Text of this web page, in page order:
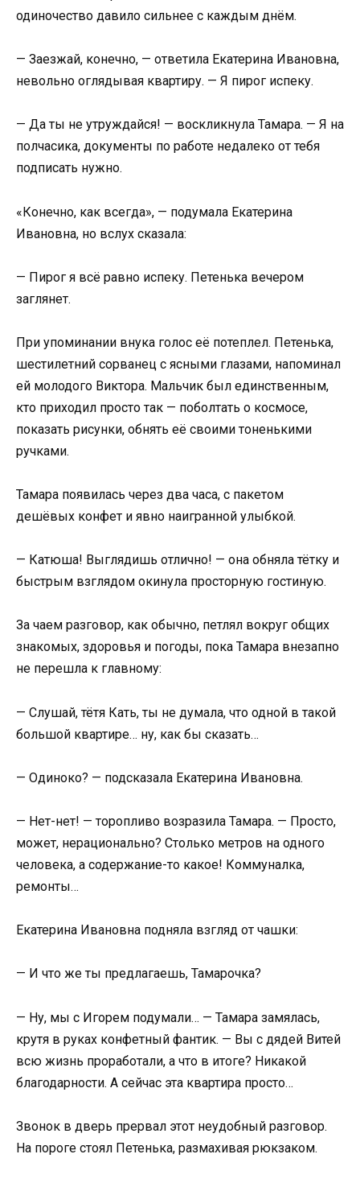
одиночество давило сильнее с каждым днём.
— Заезжай, конечно, — ответила Екатерина Ивановна,
невольно оглядывая квартиру. — Я пирог испеку.
— Да ты не утруждайся! — воскликнула Тамара. — Я на
полчасика, документы по работе недалеко от тебя
подписать нужно.
«Конечно, как всегда», — подумала Екатерина
Ивановна, но вслух сказала:
— Пирог я всё равно испеку. Петенька вечером
заглянет.
При упоминании внука голос её потеплел. Петенька,
шестилетний сорванец с ясными глазами, напоминал
ей молодого Виктора. Мальчик был единственным,
кто приходил просто так — поболтать о космосе,
показать рисунки, обнять её своими тоненькими
ручками.
Тамара появилась через два часа, с пакетом
дешёвых конфет и явно наигранной улыбкой.
— Катюша! Выглядишь отлично! — она обняла тётку и
быстрым взглядом окинула просторную гостиную.
За чаем разговор, как обычно, петлял вокруг общих
знакомых, здоровья и погоды, пока Тамара внезапно
не перешла к главному:
— Слушай, тётя Кать, ты не думала, что одной в такой
большой квартире… ну, как бы сказать…
— Одиноко? — подсказала Екатерина Ивановна.
— Нет-нет! — торопливо возразила Тамара. — Просто,
может, нерационально? Столько метров на одного
человека, а содержание-то какое! Коммуналка,
ремонты…
Екатерина Ивановна подняла взгляд от чашки:
— И что же ты предлагаешь, Тамарочка?
— Ну, мы с Игорем подумали… — Тамара замялась,
крутя в руках конфетный фантик. — Вы с дядей Витей
всю жизнь проработали, а что в итоге? Никакой
благодарности. А сейчас эта квартира просто…
Звонок в дверь прервал этот неудобный разговор.
На пороге стоял Петенька, размахивая рюкзаком.